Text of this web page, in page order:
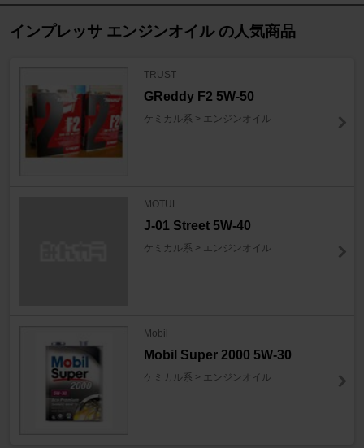
インプレッサ エンジンオイル の人気商品
TRUST
GReddy F2 5W-50
ケミカル系 > エンジンオイル
MOTUL
J-01 Street 5W-40
ケミカル系 > エンジンオイル
Mobil
Mobil Super 2000 5W-30
ケミカル系 > エンジンオイル